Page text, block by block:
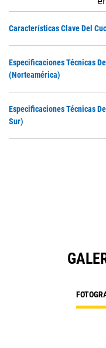
Características Clave Del
Especificaciones Técnicas
(Norteamérica)
Especificaciones Técnicas
Sur)